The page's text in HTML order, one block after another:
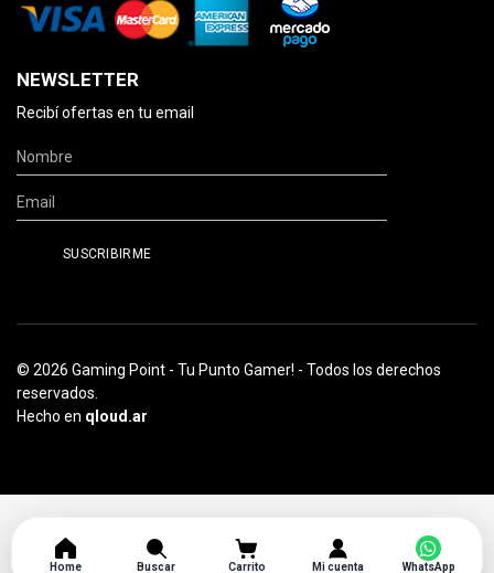
NEWSLETTER
Recibí ofertas en tu email
© 2026 Gaming Point - Tu Punto Gamer! - Todos los derechos
reservados.
Hecho en qloud.ar
Home Buscar Carrito Mi cuenta